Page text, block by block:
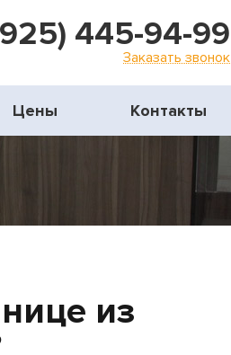
445-94-99
Заказать звонок
Цены Контакты
из